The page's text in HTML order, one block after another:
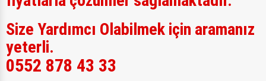
Size Yardımcı Olabilmek için aramanız
yeterli.
0552 878 43 33